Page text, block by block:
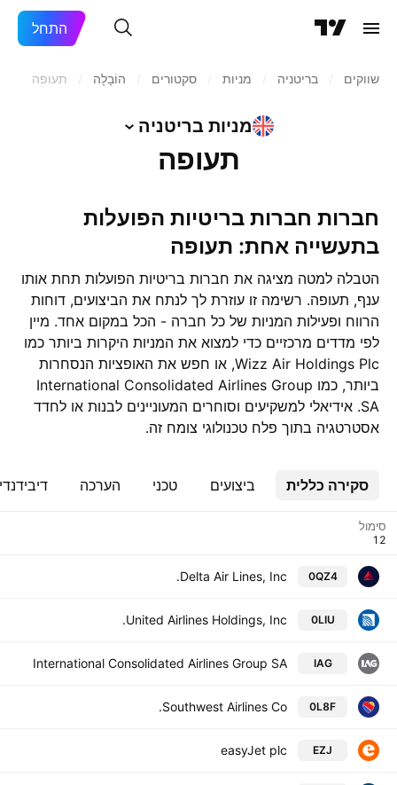
התחל
שווקים בריטניה מניות‏ סקטורים הוֹבָלָה תעופה
מניות בריטניה
תעופה
חברות חברות בריטיות הפועלות
בתעשייה אחת: תעופה
הטבלה למטה מציגה את חברות בריטיות הפועלות תחת אותו
ענף, תעופה. רשימה זו עוזרת לך לנתח את הביצועים, דוחות
הרווח ופעילות המניות של כל חברה - הכל במקום אחד. מיין
לפי מדדים מרכזיים כדי למצוא את המניות היקרות ביותר כמו
Wizz Air Holdings Plc, או חפש את האופציות הנסחרות
ביותר, כמו International Consolidated Airlines Group
SA. אידיאלי למשקיעים וסוחרים המעוניינים לבנות או לחדד
אסטרטגיה בתוך פלח טכנולוגי צומח זה.
סקירה כללית ביצועים טכני הערכה
סימול
0QZ4
Delta Air Lines, Inc.
0LIU
United Airlines Holdings, Inc.
IAG
International Consolidated Airlines Group SA
0L8F
Southwest Airlines Co.
EZJ
easyJet plc